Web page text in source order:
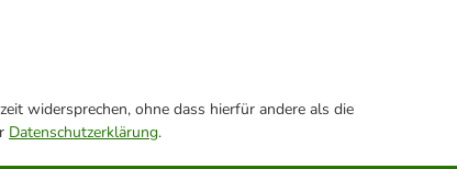
widersprechen, ohne dass hierfür andere als die
Datenschutzerklärung.